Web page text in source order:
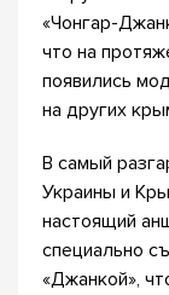
«Чонгар-
что на
появились
на других
В самый
Украины и
настоящий
специально
«Джанкой»,